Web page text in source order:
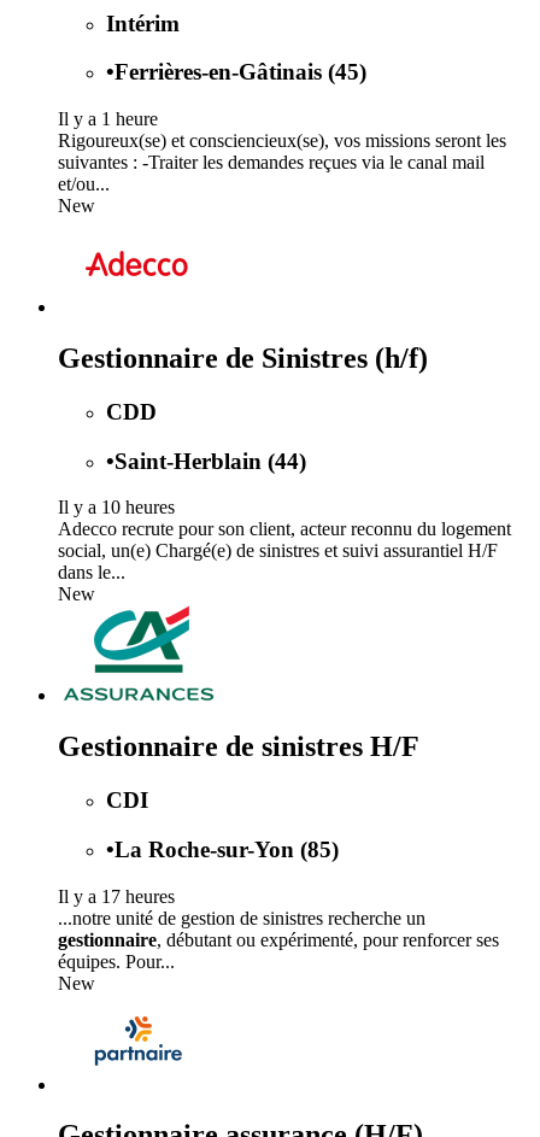
Intérim
•Ferrières-en-Gâtinais (45)
Il y a 1 heure
Rigoureux(se) et consciencieux(se), vos missions seront les
suivantes : -Traiter les demandes reçues via le canal mail
et/ou...
New
Gestionnaire de Sinistres (h/f)
CDD
•Saint-Herblain (44)
Il y a 10 heures
Adecco recrute pour son client, acteur reconnu du logement
social, un(e) Chargé(e) de sinistres et suivi assurantiel H/F
dans le...
New
Gestionnaire de sinistres H/F
CDI
•La Roche-sur-Yon (85)
Il y a 17 heures
...notre unité de gestion de sinistres recherche un
gestionnaire, débutant ou expérimenté, pour renforcer ses
équipes. Pour...
New